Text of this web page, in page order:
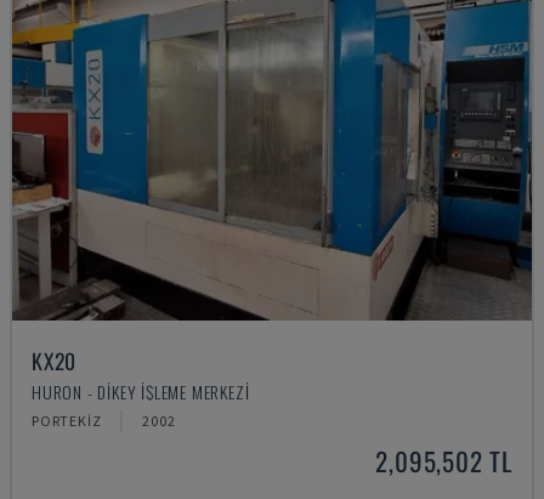
KX20
HURON - DIKEY İŞLEME MERKEZI
PORTEKIZ 2002
2,095,502 TL